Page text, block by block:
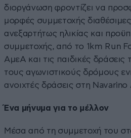
διοργάνωση φροντίζει να
μορφές συμμετοχής
ανεξαρτήτως ηλικίας και
συμμετοχής, από το 1km Run
ΑμεΑ και τις παιδικές δράσεις
τους αγωνιστικούς δρόμους
ανοιχτές δράσεις στη Navarino
Ένα μήνυμα για το μέλλον
Μέσα από τη συμμετοχή του